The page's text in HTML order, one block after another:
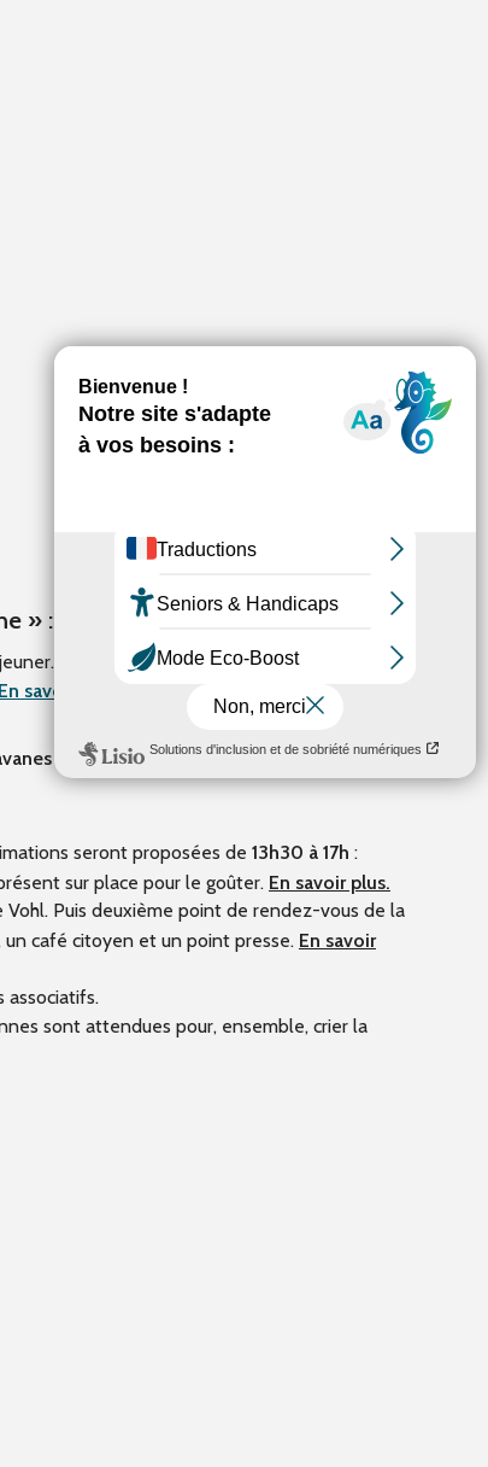
» :
En savoir plus.
En savoir plus.
!
seront proposées de 13h30 à 17h :
sur place pour le goûter. En savoir plus.
Puis deuxième point de rendez-vous de la
un café citoyen et un point presse. En savoir
associatifs.
sont attendues pour, ensemble, crier la